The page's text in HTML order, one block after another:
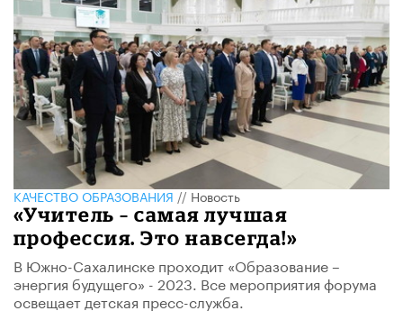
КАЧЕСТВО ОБРАЗОВАНИЯ//Новость
«Учитель – самая лучшая
профессия. Это навсегда!»
В Южно-Сахалинске проходит «Образование –
энергия будущего» - 2023. Все мероприятия форума
освещает детская пресс-служба.